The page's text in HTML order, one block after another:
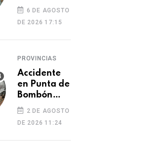
prefabricadas
prisión a
hombre por
tentativa
de
6 DE AGOSTO
DE 2026 17:15
PROVINCIAS
Accidente
en Punta de
Bombón
deja un
muerto y
dos heridos
2 DE AGOSTO
DE 2026 11:24